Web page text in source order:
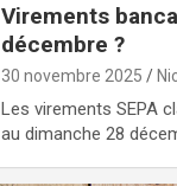
Virements
décembre ?
30 novembre 2025
Les virements SEPA
au dimanche 28